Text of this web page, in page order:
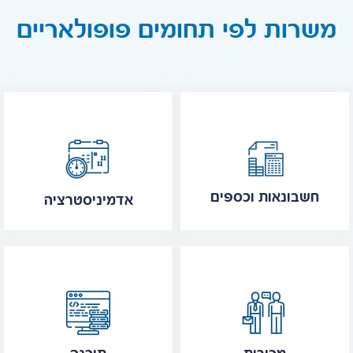
משרות לפי תחומים פופולאריים
אדמיניסטרציה חשבונאות וכספים